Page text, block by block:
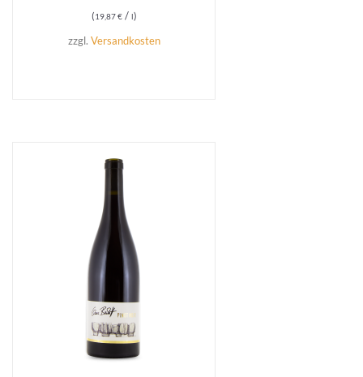
19,87€/ l
zzgl. Versandkosten